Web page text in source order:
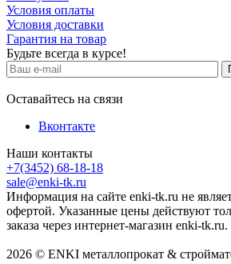
Условия оплаты
Условия доставки
Гарантия на товар
Будьте всегда в курсе!
Оставайтесь на связи
Вконтакте
Наши контакты
+7(3452) 68-18-18
sale@enki-tk.ru
Информация на сайте enki-tk.ru не
офертой. Указанные цены действуют
заказа через интернет-магазин enki-tk.ru.
2026 © ENKI металлопрокат &